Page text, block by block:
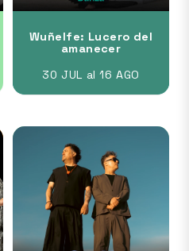
Wuñelfe: Lucero del
amanecer
30 JUL al 16 AGO